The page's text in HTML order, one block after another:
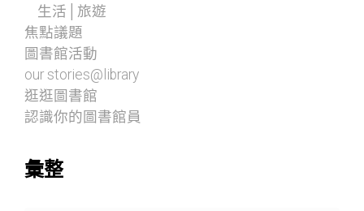
生活│旅遊
焦點議題
圖書館活動
our stories@library
逛逛圖書館
認識你的圖書館員
彙整